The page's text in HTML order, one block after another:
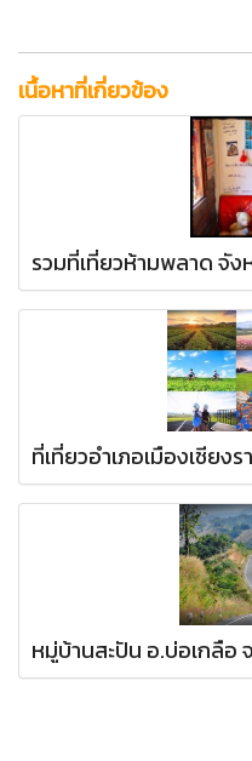
เนื้อหาที่เกี่ยวข้อง
รวมที่เที่ยวห้ามพลาด จัง
ที่เที่ยวอำเภอเมืองเชียง
หมู่บ้านสะปัน อ.บ่อเกลือ